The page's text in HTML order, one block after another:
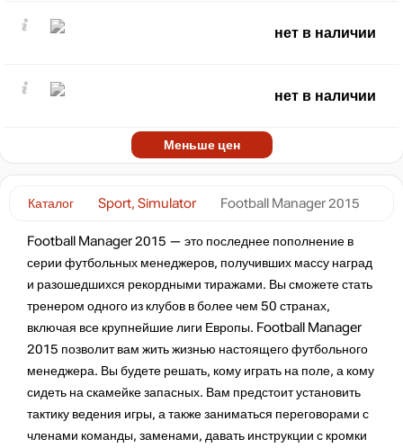
Каталог Sport, Simulator Football Manager 2015
Football Manager 2015 — это последнее пополнение в
серии футбольных менеджеров, получивших массу наград
и разошедшихся рекордными тиражами. Вы сможете стать
тренером одного из клубов в более чем 50 странах,
включая все крупнейшие лиги Европы. Football Manager
2015 позволит вам жить жизнью настоящего футбольного
менеджера. Вы будете решать, кому играть на поле, а кому
сидеть на скамейке запасных. Вам предстоит установить
тактику ведения игры, а также заниматься переговорами с
членами команды, заменами, давать инструкции с кромки
нет в наличии
нет в наличии
Меньше цен